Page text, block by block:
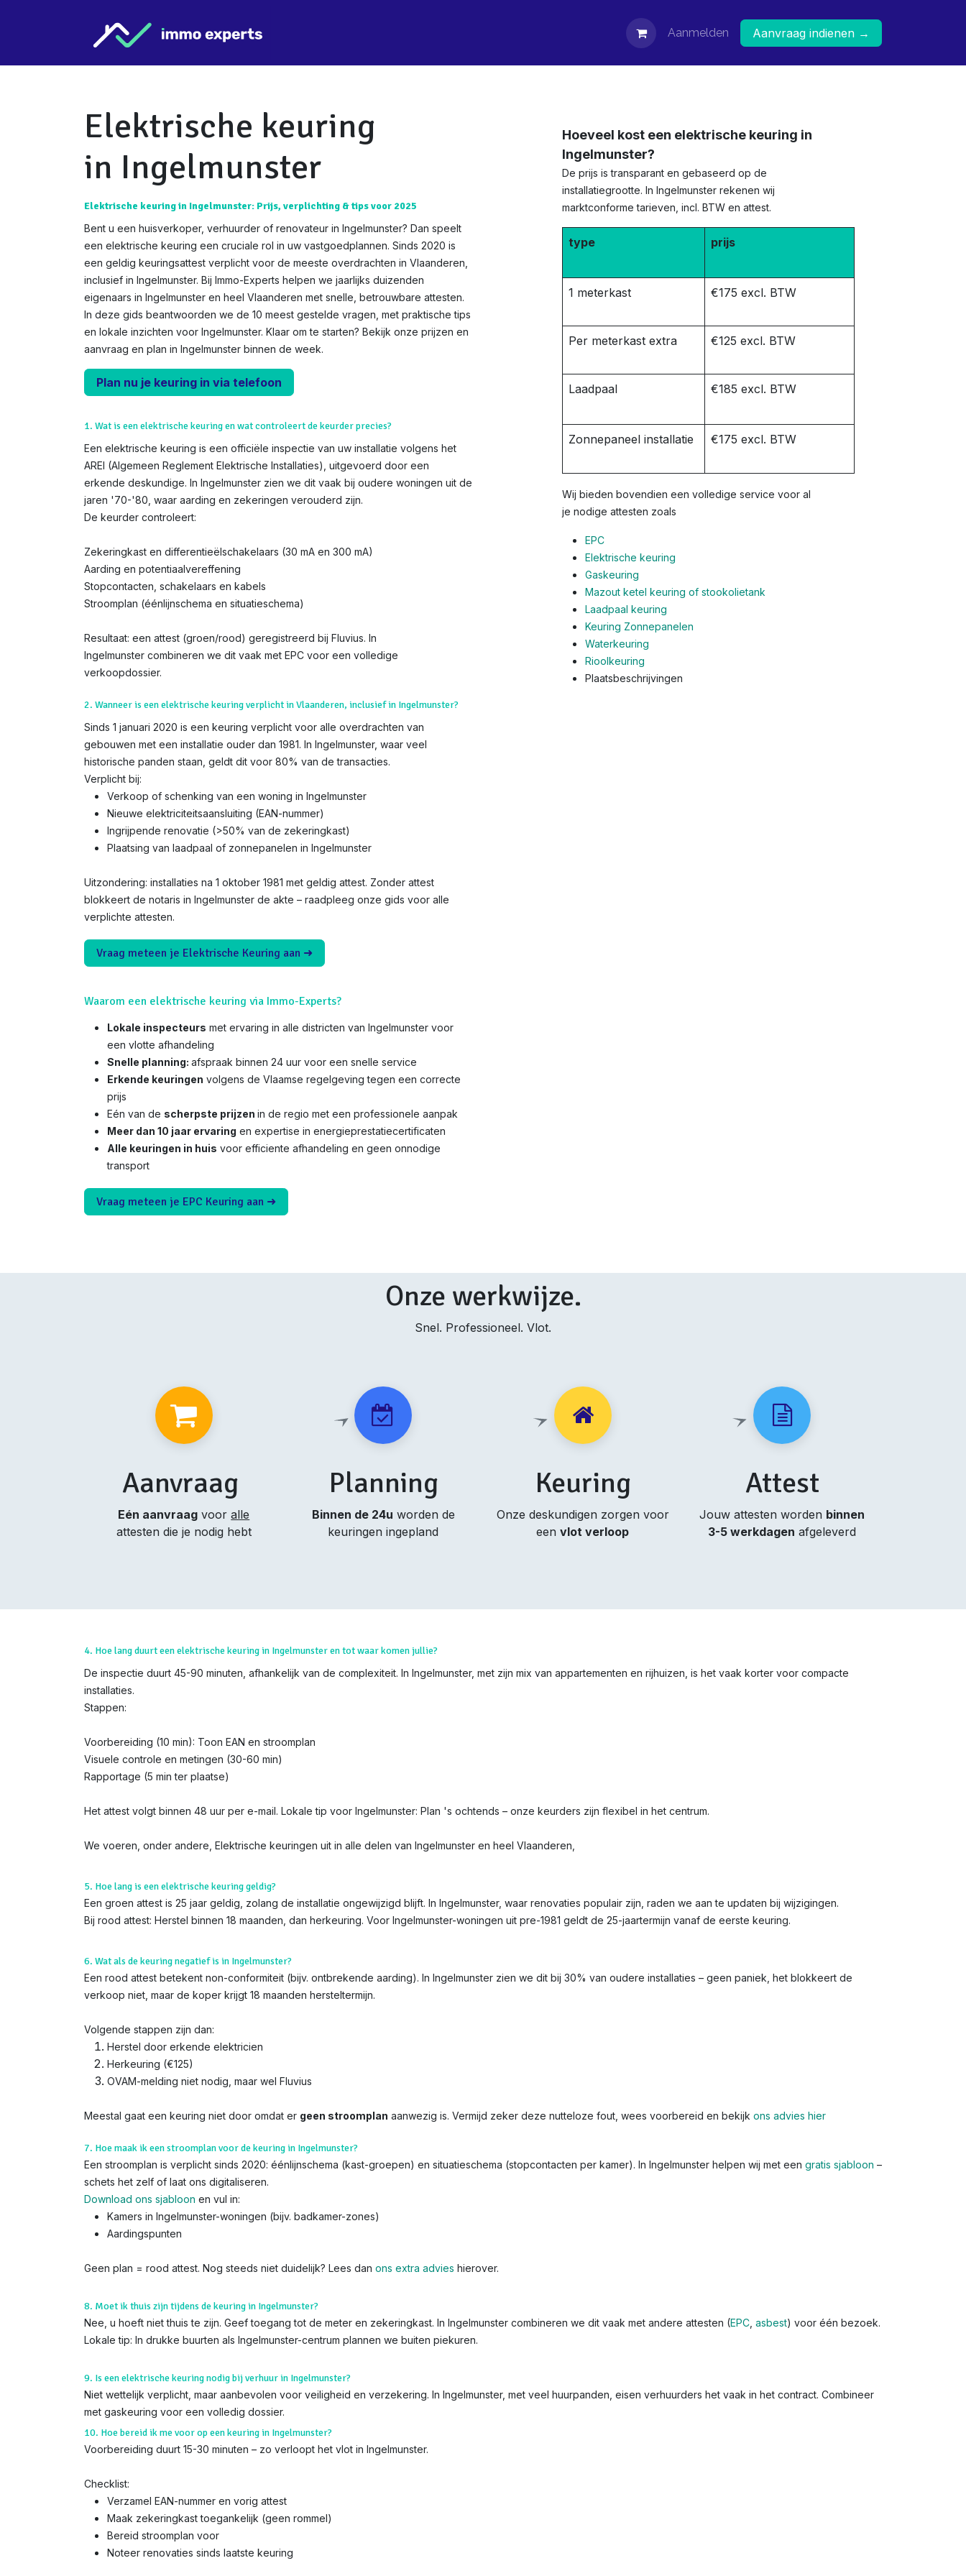
Contact Aanmelden Aanvraag indienen →
Elektrische keuring
in Ingelmunster
Elektrische keuring in Ingelmunster: Prijs, verplichting & tips voor 2025
Bent u een huisverkoper, verhuurder of renovateur in Ingelmunster? Dan speelt
een elektrische keuring een cruciale rol in uw vastgoedplannen. Sinds 2020 is
een geldig keuringsattest verplicht voor de meeste overdrachten in Vlaanderen,
inclusief in Ingelmunster. Bij Immo-Experts helpen we jaarlijks duizenden
eigenaars in Ingelmunster en heel Vlaanderen met snelle, betrouwbare attesten.
In deze gids beantwoorden we de 10 meest gestelde vragen, met praktische tips
en lokale inzichten voor Ingelmunster. Klaar om te starten? Bekijk onze prijzen en
aanvraag en plan in Ingelmunster binnen de week.
Plan nu je keuring in via telefoon
1. Wat is een elektrische keuring en wat controleert de keurder precies?
Een elektrische keuring is een officiële inspectie van uw installatie volgens het
AREI (Algemeen Reglement Elektrische Installaties), uitgevoerd door een
erkende deskundige. In Ingelmunster zien we dit vaak bij oudere woningen uit de
jaren '70-'80, waar aarding en zekeringen verouderd zijn.
De keurder controleert:
Zekeringkast en differentieëlschakelaars (30 mA en 300 mA)
Aarding en potentiaalvereffening
Stopcontacten, schakelaars en kabels
Stroomplan (éénlijnschema en situatieschema)
Resultaat: een attest (groen/rood) geregistreerd bij Fluvius. In
Ingelmunster combineren we dit vaak met EPC voor een volledige
verkoopdossier.
2. Wanneer is een elektrische keuring verplicht in Vlaanderen, inclusief in Ingelmunster?
Sinds 1 januari 2020 is een keuring verplicht voor alle overdrachten van
gebouwen met een installatie ouder dan 1981. In Ingelmunster, waar veel
historische panden staan, geldt dit voor 80% van de transacties.
Verplicht bij:
Verkoop of schenking van een woning in Ingelmunster
Nieuwe elektriciteitsaansluiting (EAN-nummer)
Ingrijpende renovatie (>50% van de zekeringkast)
Plaatsing van laadpaal of zonnepanelen in Ingelmunster
Uitzondering: installaties na 1 oktober 1981 met geldig attest. Zonder attest
blokkeert de notaris in Ingelmunster de akte – raadpleeg onze gids voor alle
verplichte attesten.
Vraag meteen je Elektrische Keuring aan ➜
Waarom een elektrische keuring via Immo-Experts?
Lokale inspecteurs met ervaring in alle districten van Ingelmunster voor
een vlotte afhandeling
Snelle planning: afspraak binnen 24 uur voor een snelle service
Erkende keuringen volgens de Vlaamse regelgeving tegen een correcte
prijs
Eén van de scherpste prijzen in de regio met een professionele aanpak
Meer dan 10 jaar ervaring en expertise in energieprestatiecertificaten
Alle keuringen in huis voor efficiente afhandeling en geen onnodige
transport
Vraag meteen je EPC Keuring aan ➜
Hoeveel kost een elektrische keuring in
Ingelmunster?
De prijs is transparant en gebaseerd op de
installatiegrootte. In Ingelmunster rekenen wij
marktconforme tarieven, incl. BTW en attest.
type prijs
1 meterkast €175 excl. BTW
Per meterkast extra €125 excl. BTW
Laadpaal €185 excl. BTW
Zonnepaneel installatie €175 excl. BTW
Wij bieden bovendien een volledige service voor al
je nodige attesten zoals
EPC
Elektrische keuring
Gaskeuring
Mazout ketel keuring of stookolietank
Laadpaal keuring
Keuring Zonnepanelen
Waterkeuring
Rioolkeuring
Plaatsbeschrijvingen
Onze werkwijze.
Snel. Professioneel. Vlot.
Aanvraag
Eén aanvraag vooralle
attesten die je nodig hebt
Planning
Binnen de 24u worden de
keuringen ingepland
Keuring
Onze deskundigen zorgen voor
eenvlot verloop
Attest
Jouw attesten worden binnen
3-5 werkdagen afgeleverd
4. Hoe lang duurt een elektrische keuring in Ingelmunster en tot waar komen jullie?
De inspectie duurt 45-90 minuten, afhankelijk van de complexiteit. In Ingelmunster, met zijn mix van appartementen en rijhuizen, is het vaak korter voor compacte
installaties.
Stappen:
Voorbereiding (10 min): Toon EAN en stroomplan
Visuele controle en metingen (30-60 min)
Rapportage (5 min ter plaatse)
Het attest volgt binnen 48 uur per e-mail. Lokale tip voor Ingelmunster: Plan 's ochtends – onze keurders zijn flexibel in het centrum.
We voeren, onder andere, Elektrische keuringen uit in alle delen van Ingelmunster en heel Vlaanderen,
5. Hoe lang is een elektrische keuring geldig?
Een groen attest is 25 jaar geldig, zolang de installatie ongewijzigd blijft. In Ingelmunster, waar renovaties populair zijn, raden we aan te updaten bij wijzigingen.
Bij rood attest: Herstel binnen 18 maanden, dan herkeuring. Voor Ingelmunster-woningen uit pre-1981 geldt de 25-jaartermijn vanaf de eerste keuring.
6. Wat als de keuring negatief is in Ingelmunster?
Een rood attest betekent non-conformiteit (bijv. ontbrekende aarding). In Ingelmunster zien we dit bij 30% van oudere installaties – geen paniek, het blokkeert de
verkoop niet, maar de koper krijgt 18 maanden hersteltermijn.
Volgende stappen zijn dan:
Herstel door erkende elektricien
Herkeuring (€125)
OVAM-melding niet nodig, maar wel Fluvius
Meestal gaat een keuring niet door omdat er geen stroomplan aanwezig is. Vermijd zeker deze nutteloze fout, wees voorbereid en bekijk ons advies hier
7. Hoe maak ik een stroomplan voor de keuring in Ingelmunster?
Een stroomplan is verplicht sinds 2020: éénlijnschema (kast-groepen) en situatieschema (stopcontacten per kamer). In Ingelmunster helpen wij met een gratis sjabloon –
schets het zelf of laat ons digitaliseren.
Download ons sjabloon en vul in:
Kamers in Ingelmunster-woningen (bijv. badkamer-zones)
Aardingspunten
Geen plan = rood attest. Nog steeds niet duidelijk? Lees dan ons extra advies hierover.
8. Moet ik thuis zijn tijdens de keuring in Ingelmunster?
Nee, u hoeft niet thuis te zijn. Geef toegang tot de meter en zekeringkast. In Ingelmunster combineren we dit vaak met andere attesten (EPC asbest) voor één bezoek.
Lokale tip: In drukke buurten als Ingelmunster-centrum plannen we buiten piekuren.
9. Is een elektrische keuring nodig bij verhuur in Ingelmunster?
Niet wettelijk verplicht, maar aanbevolen voor veiligheid en verzekering. In Ingelmunster, met veel huurpanden, eisen verhuurders het vaak in het contract. Combineer
met gaskeuring voor een volledig dossier.
10. Hoe bereid ik me voor op een keuring in Ingelmunster?
Voorbereiding duurt 15-30 minuten – zo verloopt het vlot in Ingelmunster.
Checklist:
Verzamel EAN-nummer en vorig attest
Maak zekeringkast toegankelijk (geen rommel)
Bereid stroomplan voor
Noteer renovaties sinds laatste keuring